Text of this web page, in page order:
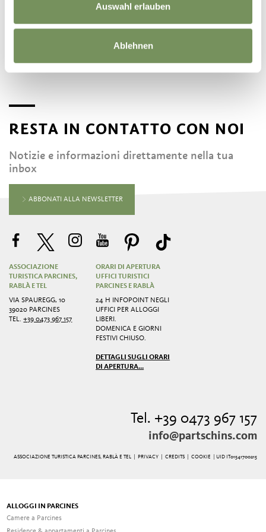
Auswahl erlauben
Ablehnen
RESTA IN CONTATTO CON NOI
Notizie e informazioni direttamente nella tua
inbox
ABBONATI ALLA NEWSLETTER
ASSOCIAZIONE
TURISTICA PARCINES,
RABLÀ E TEL
VIA SPAUREGG, 10
39020 PARCINES
TEL.+39 0473 967 157
ORARI DI APERTURA
UFFICI TURISTICI
PARCINES E RABLÀ
24 H INFOPOINT NEGLI
UFFICI PER ALLOGGI
LIBERI.
DOMENICA E GIORNI
FESTIVI CHIUSO.
DETTAGLI SUGLI ORARI
DI APERTURA...
Tel. +39 0473 967 157
info@partschins.com
ASSOCIAZIONE TURISTICA PARCINES, RABLÀ E TEL | PRIVACY| CREDITS| COOKIE | UID IT01541700215
ALLOGGI IN PARCINES
Camere a Parcines